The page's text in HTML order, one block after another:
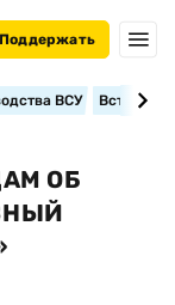
Поддержать
ВСУ
ОБ